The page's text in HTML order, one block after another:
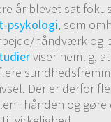
år blevet sat
psykologi, som
håndværk og
viser nemlig,
Der er derfor
i hånden og gøre